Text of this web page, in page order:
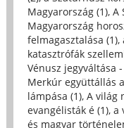
Magyarország (1), A
Magyarország
felmagasztalása (1),
katasztrófák
Vénusz jegyváltása
Merkúr együttállás
lámpása (1), A világ
evangélisták é (1), a
és magyar